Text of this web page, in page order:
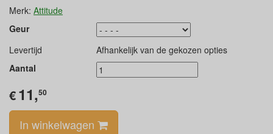
Merk: Attitude
Geur
Levertijd
Afhankelijk van de gekozen opties
Aantal
€11,50
In winkelwagen